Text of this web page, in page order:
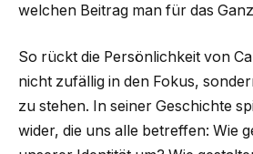
welchen Beitrag man für das
So rückt die Persönlichkeit von
nicht zufällig in den Fokus,
zu stehen. In seiner Geschichte
wider, die uns alle betreffen: Wie